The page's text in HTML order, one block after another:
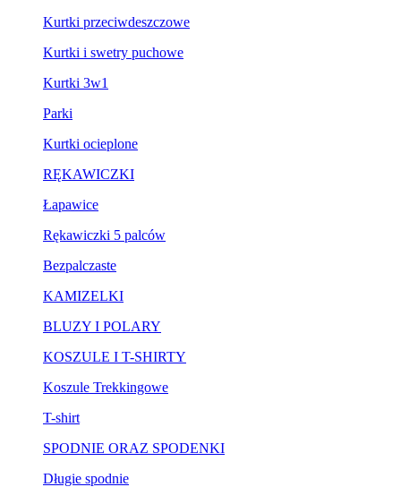
Kurtki przeciwdeszczowe
Kurtki i swetry puchowe
Kurtki 3w1
Parki
Kurtki ocieplone
RĘKAWICZKI
Łapawice
Rękawiczki 5 palców
Bezpalczaste
KAMIZELKI
BLUZY I POLARY
KOSZULE I T-SHIRTY
Koszule Trekkingowe
T-shirt
SPODNIE ORAZ SPODENKI
Długie spodnie